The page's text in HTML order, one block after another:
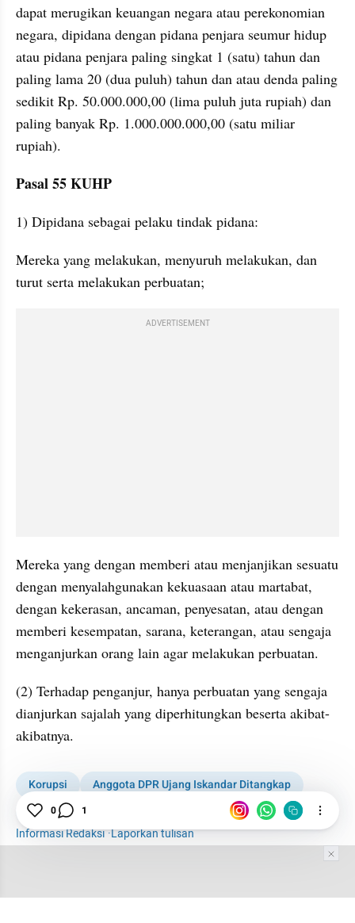
dapat merugikan keuangan negara atau perekonomian
negara, dipidana dengan pidana penjara seumur hidup
atau pidana penjara paling singkat 1 (satu) tahun dan
paling lama 20 (dua puluh) tahun dan atau denda paling
sedikit Rp. 50.000.000,00 (lima puluh juta rupiah) dan
paling banyak Rp. 1.000.000.000,00 (satu miliar
rupiah).
Pasal 55 KUHP
1) Dipidana sebagai pelaku tindak pidana:
Mereka yang melakukan, menyuruh melakukan, dan
turut serta melakukan perbuatan;
ADVERTISEMENT
Mereka yang dengan memberi atau menjanjikan sesuatu
dengan menyalahgunakan kekuasaan atau martabat,
dengan kekerasan, ancaman, penyesatan, atau dengan
memberi kesempatan, sarana, keterangan, atau sengaja
menganjurkan orang lain agar melakukan perbuatan.
(2) Terhadap penganjur, hanya perbuatan yang sengaja
dianjurkan sajalah yang diperhitungkan beserta akibat-
akibatnya.
Korupsi
Anggota DPR Ujang Iskandar Ditangkap
Ujang Iskandar
Informasi Redaksi·Laporkan tulisan
0 1